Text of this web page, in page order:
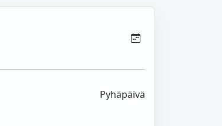
Pyhäpäivä